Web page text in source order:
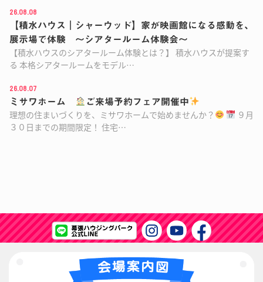
26.08.08
【積水ハウス｜シャーウッド】家が映画館になる感動を、
展示場で体験 ～シアタールーム体験会～
【積水ハウスのシアタールーム体験とは？】 積水ハウスが提案す
る 本格シアタールームをモデル…
26.08.07
ミサワホーム
ご来場予約フェア開催中
理想の住まいづくりを、ミサワホームで始めませんか？
９月
３０日までの期間限定！ 住宅…